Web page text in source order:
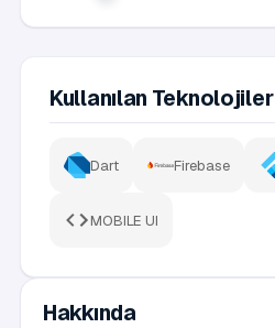
Kullanılan Teknolojiler
Dart Firebase
MOBILE UI
Hakkında